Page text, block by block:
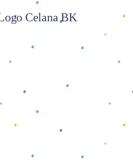
Celana BK
selengkapnya